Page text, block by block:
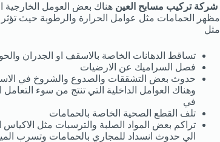
شركة تركيب مسابح العين هناك بعض العومل الخارجية
مظهر الحمامات مثل عوامل الحرارة والرطوبة حيث تؤثر
مثل
تساقط الدهانات الخاصة بالاسقف او الجدران
فصل السراميك عن الارضيات
حدوث بعض التشققات والصدوع والشروخ في
وهناك العوامل الداخلية التي تنتج من سوء
في
تلف القطع الصحية الخاصة بالحمامات
تراكم بعض المواد الصلبة والترسبات مثل
الي حدوث انسداد للمجاري بالحمامات وتسرب